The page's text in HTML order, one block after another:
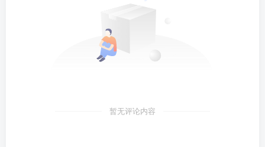
暂无评论内容